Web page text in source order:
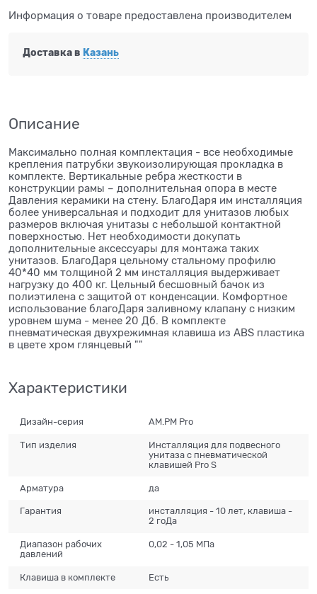
Информация о товаре предоставлена производителем
Доставка в Казань
Описание
Максимально полная комплектация - все необходимые
крепления патрубки звукоизолирующая прокладка в
комплекте. Вертикальные ребра жесткости в
конструкции рамы – дополнительная опора в месте
Давления керамики на стену. БлагоДаря им инсталляция
более универсальная и подходит для унитазов любых
размеров включая унитазы с небольшой контактной
поверхностью. Нет необходимости докупать
дополнительные аксессуары для монтажа таких
унитазов. БлагоДаря цельному стальному профилю
40*40 мм толщиной 2 мм инсталляция выдерживает
нагрузку до 400 кг. Цельный бесшовный бачок из
полиэтилена с защитой от конденсации. Комфортное
использование благоДаря заливному клапану с низким
уровнем шума - менее 20 Дб. В комплекте
пневматическая двухрежимная клавиша из ABS пластика
в цвете хром глянцевый ""
Характеристики
Дизайн-серия AM.PM Pro
Тип изделия
Инсталляция для подвесного
унитаза с пневматической
клавишей Pro S
Арматура да
Гарантия
инсталляция - 10 лет, клавиша -
2 гоДа
Диапазон рабочих
давлений
0,02 - 1,05 МПа
Клавиша в комплекте Есть